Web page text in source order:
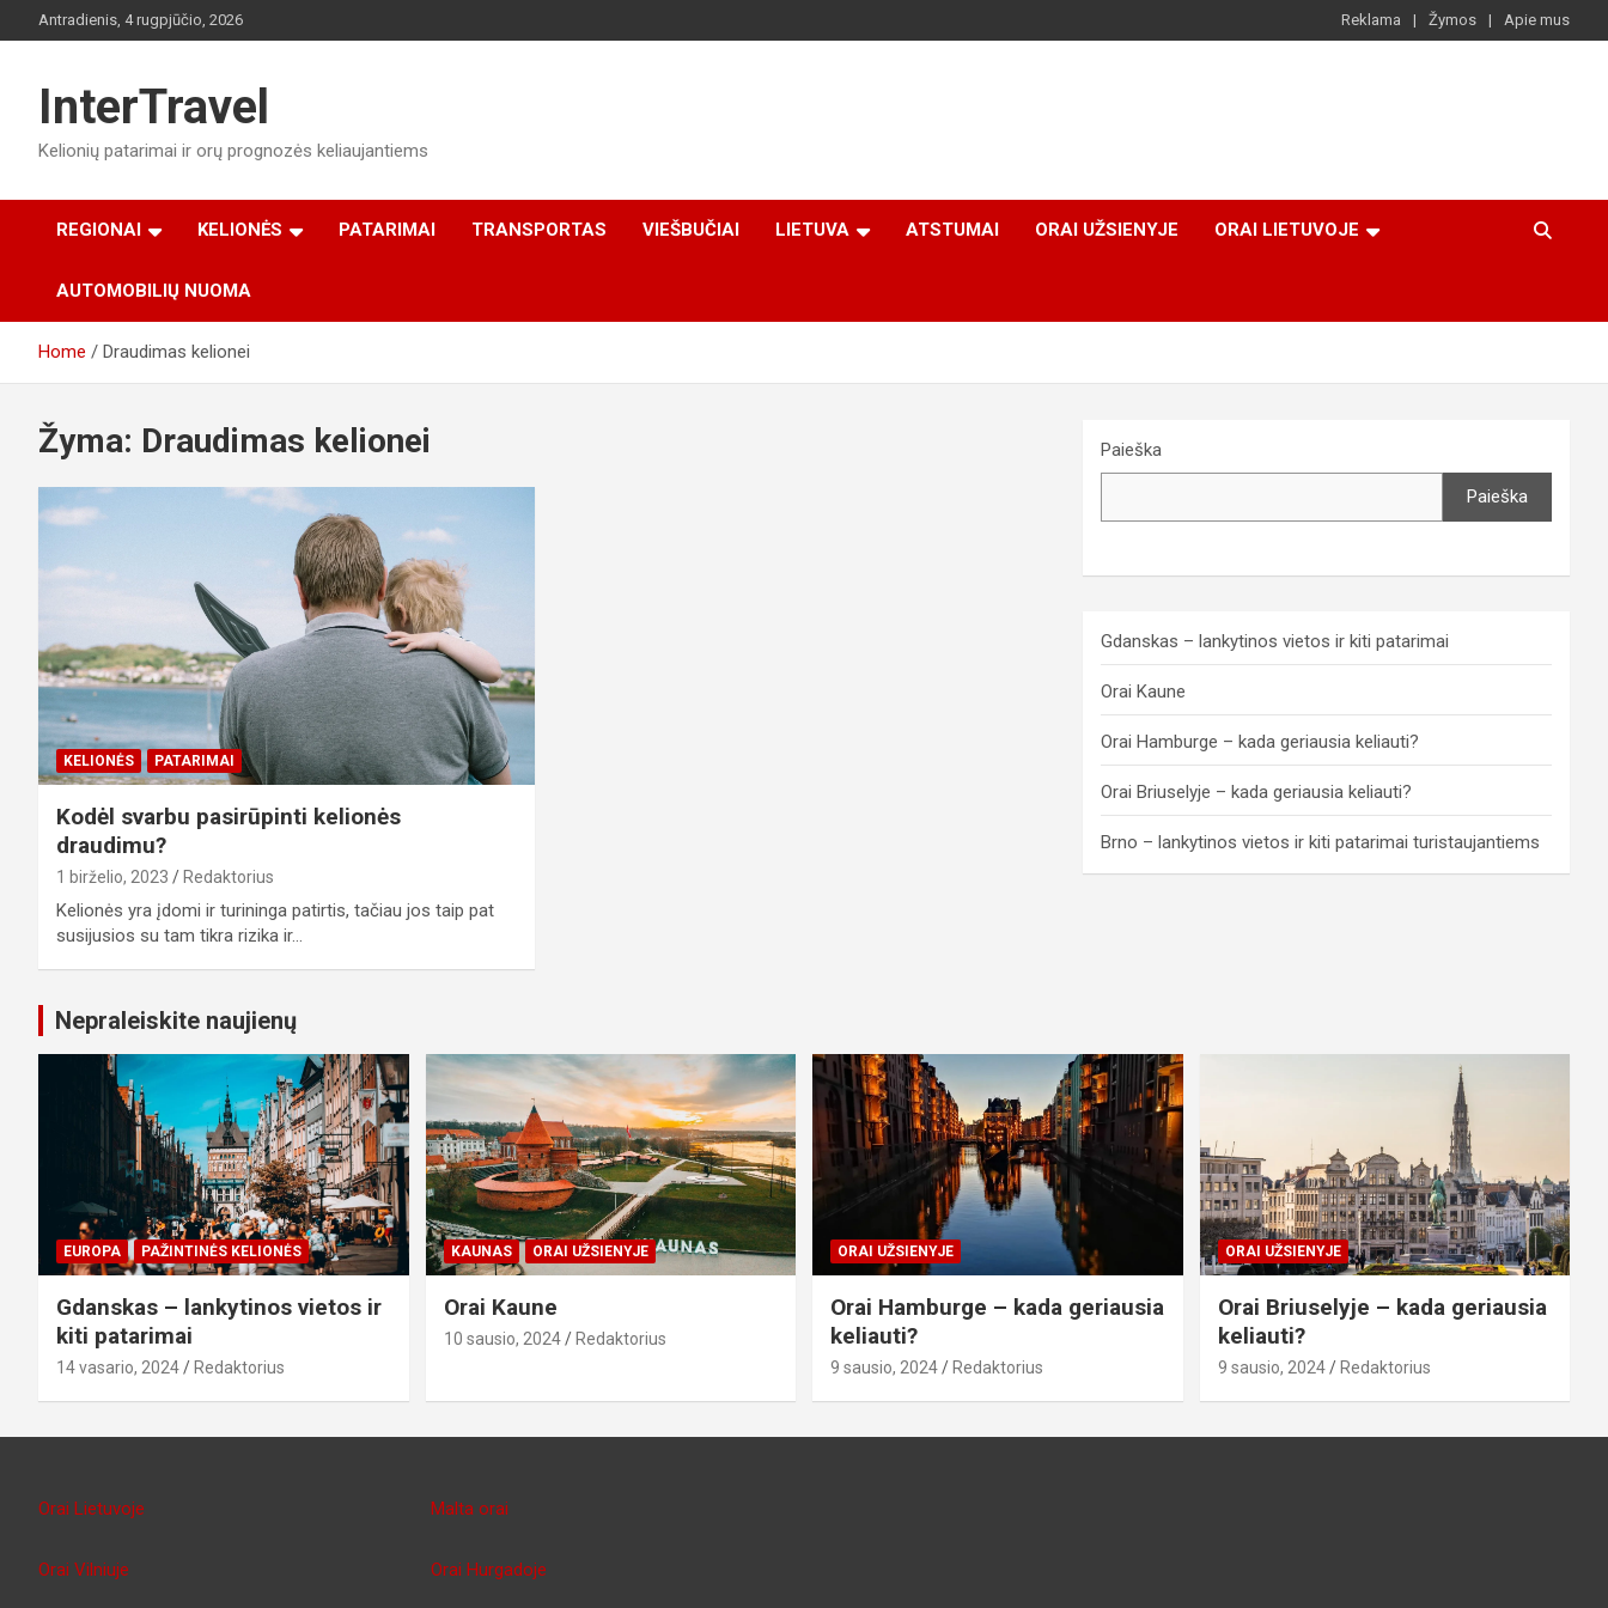
to
Antradienis, 4 rugpjūčio, 2026 Reklama Žymos Apie mus
InterTravel
Kelionių patarimai ir orų prognozės keliaujantiems
REGIONAI KELIONĖS PATARIMAI TRANSPORTAS VIEŠBUČIAI LIETUVA ATSTUMAI ORAI UŽSIENYJE ORAI LIETUVOJE
AUTOMOBILIŲ NUOMA
Home Draudimas kelionei
Žyma: Draudimas kelionei
KELIONĖS PATARIMAI
Kodėl svarbu pasirūpinti kelionės
draudimu?
1 birželio, 2023 Redaktorius
Kelionės yra įdomi ir turininga patirtis, tačiau jos taip pat
susijusios su tam tikra rizika ir…
Paieška
Paieška
Gdanskas – lankytinos vietos ir kiti patarimai
Orai Kaune
Orai Hamburge – kada geriausia keliauti?
Orai Briuselyje – kada geriausia keliauti?
Brno – lankytinos vietos ir kiti patarimai turistaujantiems
Nepraleiskite naujienų
EUROPA PAŽINTINĖS KELIONĖS
Gdanskas – lankytinos vietos ir
kiti patarimai
14 vasario, 2024 Redaktorius
KAUNAS ORAI UŽSIENYJE
Orai Kaune
10 sausio, 2024 Redaktorius
ORAI UŽSIENYJE
Orai Hamburge – kada geriausia
keliauti?
9 sausio, 2024 Redaktorius
ORAI UŽSIENYJE
Orai Briuselyje – kada geriausia
keliauti?
9 sausio, 2024 Redaktorius
Orai Lietuvoje
Orai Vilniuje
Malta orai
Orai Hurgadoje